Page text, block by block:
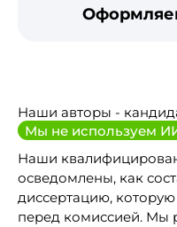
Наши авторы -
Мы не используем
Наши
осведомлены, как
диссертацию,
перед комиссией. Мы